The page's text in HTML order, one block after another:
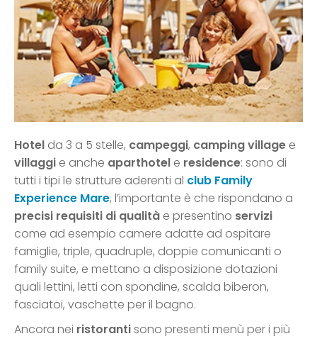
Hotel da 3 a 5 stelle, campeggi, camping village e
villaggi e anche aparthotel e residence: sono di
tutti i tipi le strutture aderenti al club Family
Experience Mare, l’importante è che rispondano a
precisi requisiti di qualità e presentino servizi
come ad esempio camere adatte ad ospitare
famiglie, triple, quadruple, doppie comunicanti o
family suite, e mettano a disposizione dotazioni
quali lettini, letti con spondine, scalda biberon,
fasciatoi, vaschette per il bagno.
Ancora nei ristorantisono presenti menù per i più